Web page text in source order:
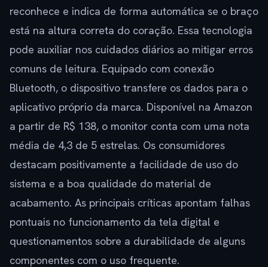
reconhece e indica de forma automática se o braço
está na altura correta do coração. Essa tecnologia
pode auxiliar nos cuidados diários ao mitigar erros
comuns de leitura. Equipado com conexão
Bluetooth, o dispositivo transfere os dados para o
aplicativo próprio da marca. Disponível na Amazon
a partir de R$ 138, o monitor conta com uma nota
média de 4,3 de 5 estrelas. Os consumidores
destacam positivamente a facilidade de uso do
sistema e a boa qualidade do material de
acabamento. As principais críticas apontam falhas
pontuais no funcionamento da tela digital e
questionamentos sobre a durabilidade de alguns
componentes com o uso frequente.